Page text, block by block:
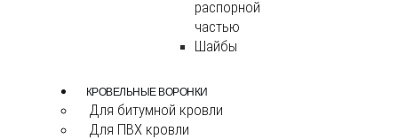
распорной
частью
Шайбы
КРОВЕЛЬНЫЕ ВОРОНКИ
Для битумной кровли
Для ПВХ кровли